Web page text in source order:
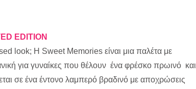
EDITION
look; H Sweet Memories είναι μια παλέτα με
για γυναίκες που θέλουν ένα φρέσκο πρωινό και
σε ένα έντονο λαμπερό βραδινό με αποχρώσεις